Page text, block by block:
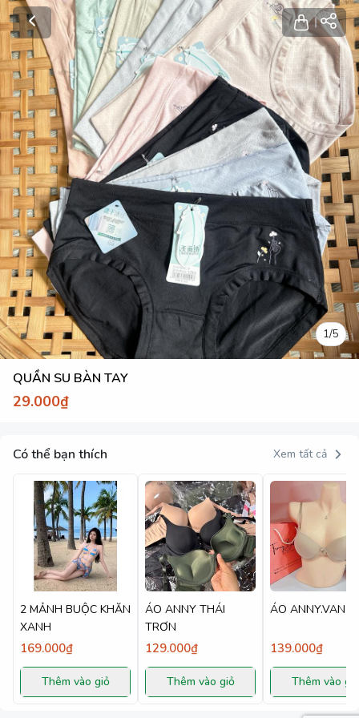
1/5
QUẦN SU BÀN TAY
29.000₫
Có thể bạn thích Xem tất cả
2 MẢNH BUỘC KHĂN
XANH
169.000₫
Thêm vào giỏ
ÁO ANNY THÁI
TRƠN
129.000₫
Thêm vào giỏ
ÁO ANNY.VAN
139.000₫
Thêm vào giỏ